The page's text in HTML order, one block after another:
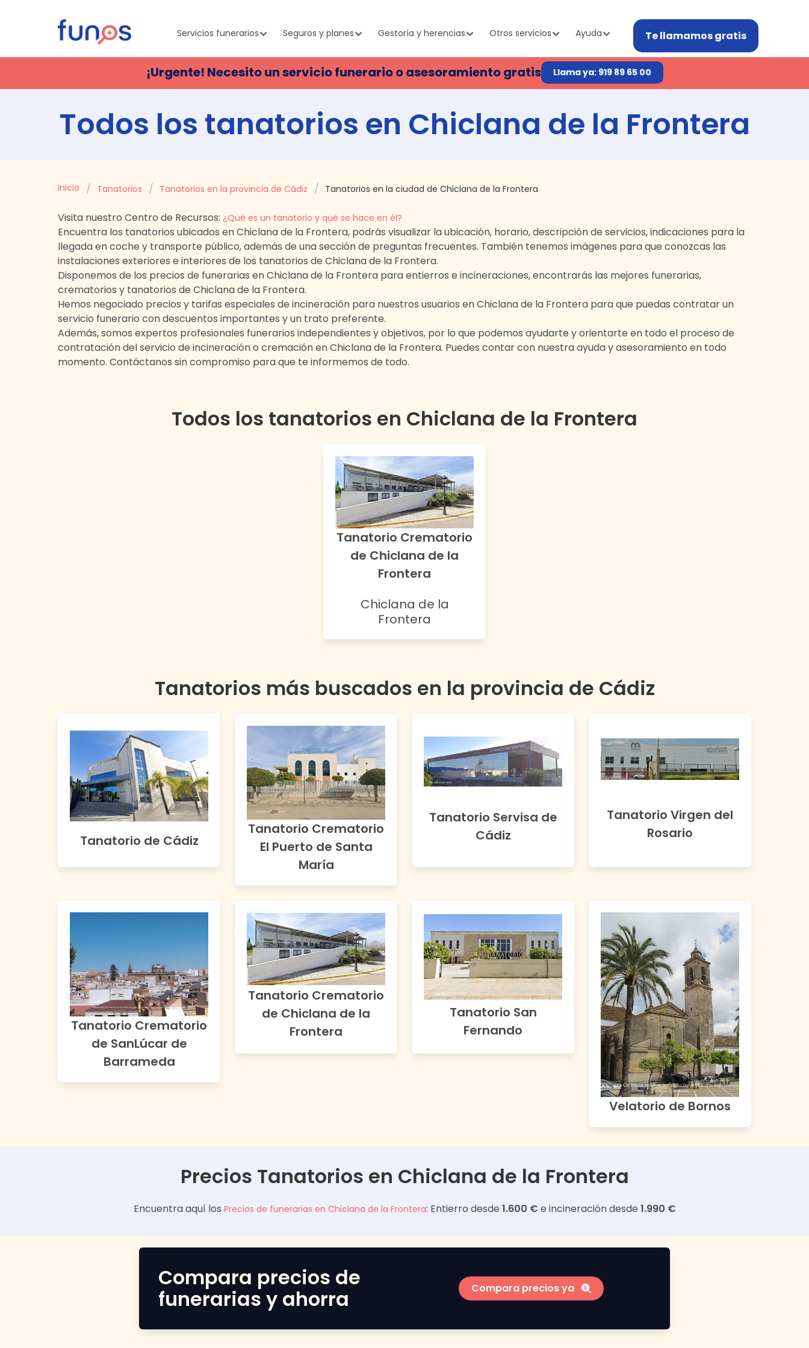
Servicios funerarios Seguros y planes Gestoría y herencias Otros servicios Ayuda Te llamamos gratis
¡Urgente! Necesito un servicio funerario o asesoramiento gratis Llama ya: 919 89 65 00
Todos los tanatorios en Chiclana de la Frontera
Inicio Tanatorios Tanatorios en la provincia de Cádiz Tanatorios en la ciudad de Chiclana de la Frontera
Visita nuestro Centro de Recursos: ¿Qué es un tanatorio y qué se hace en él?
Encuentra los tanatorios ubicados enChiclana de la Frontera, podrás visualizar la ubicación, horario, descripción de servicios, indicaciones para la
llegada en coche y transporte público, además de una sección de preguntas frecuentes. También tenemos imágenes para que conozcas las
instalaciones exteriores e interiores de los tanatorios de Chiclana de la Frontera.
Disponemos de los precios de funerarias enChiclana de la Frontera para entierros e incineraciones, encontrarás las mejores funerarias,
crematorios y tanatorios de Chiclana de la Frontera.
Hemos negociado precios y tarifas especiales de incineración para nuestros usuarios enChiclana de la Frontera para que puedas contratar un
servicio funerario con descuentos importantes y un trato preferente.
Además, somos expertos profesionales funerarios independientes y objetivos, por lo que podemos ayudarte y orientarte en todo el proceso de
contratación del servicio de incineración o cremación enChiclana de la Frontera. Puedes contar con nuestra ayuda y asesoramiento en todo
momento. Contáctanos sin compromiso para que te informemos de todo.
Todos los tanatorios en Chiclana de la Frontera
Tanatorio Crematorio
de Chiclana de la
Frontera
Chiclana de la
Frontera
Tanatorios más buscados en la provincia de Cádiz
Tanatorio de Cádiz
Tanatorio Crematorio
El Puerto de Santa
María
Tanatorio Servisa de
Cádiz
Tanatorio Virgen del
Rosario
Tanatorio Crematorio
de SanLúcar de
Barrameda
Tanatorio Crematorio
de Chiclana de la
Frontera
Tanatorio San
Fernando
Velatorio de Bornos
Precios Tanatorios en Chiclana de la Frontera
Encuentra aquí los Precios de funerarias en Chiclana de la Frontera: Entierro desde 1.600 € e incineración desde 1.990 €
Compara precios de
funerarias y ahorra
Compara precios ya